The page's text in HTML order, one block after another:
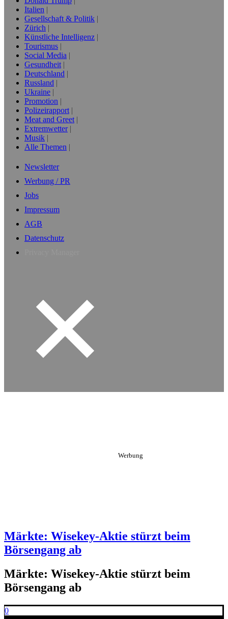
Italien
Gesellschaft & Politik
Zürich
Künstliche Intelligenz
Tourismus
Social Media
Gesundheit
Deutschland
Russland
Ukraine
Promotion
Polizeirapport
Meat and Greet
Extremwetter
Musik
Alle Themen
Newsletter
Werbung / PR
Jobs
Impressum
AGB
Datenschutz
Märkte: Wisekey-Aktie stürzt beim
Börsengang ab
Märkte: Wisekey-Aktie stürzt beim
Börsengang ab
0